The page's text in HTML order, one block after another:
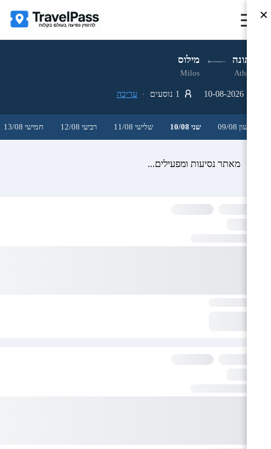
אתונה מילוס
Athens
Milos
עריכה
ראשון 09/08 שני 10/08 שלישי 11/08 רביעי 12/08 חמישי 13/08
מאתר נסיעות ומפעילים...
×